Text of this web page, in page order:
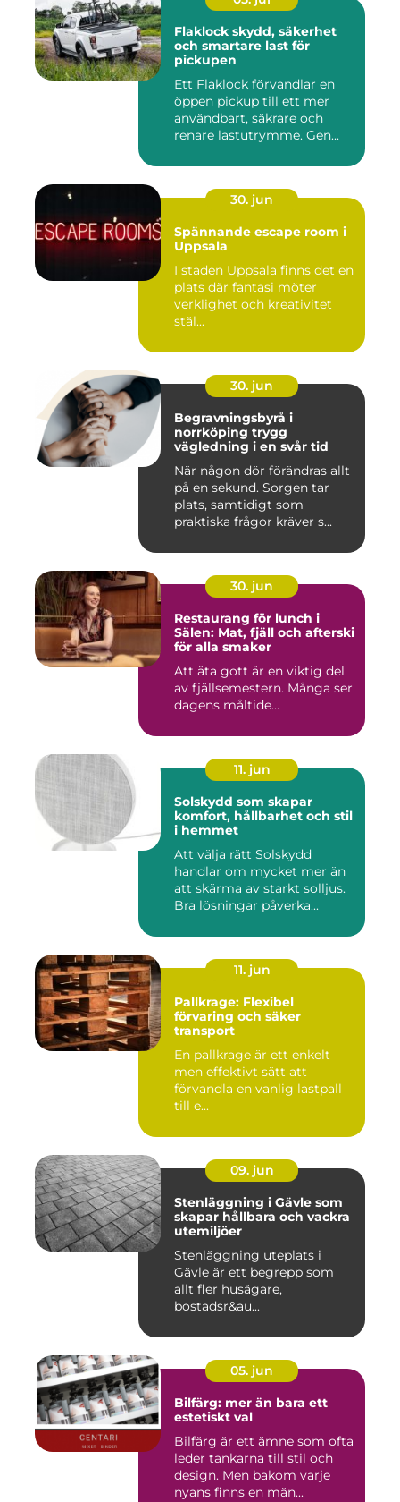
Flaklock skydd, säkerhet
och smartare last för
pickupen
Ett Flaklock förvandlar en
öppen pickup till ett mer
användbart, säkrare och
renare lastutrymme. Gen...
30. jun
Spännande escape room i
Uppsala
I staden Uppsala finns det en
plats där fantasi möter
verklighet och kreativitet
stäl...
30. jun
Begravningsbyrå i
norrköping trygg
vägledning i en svår tid
När någon dör förändras allt
på en sekund. Sorgen tar
plats, samtidigt som
praktiska frågor kräver s...
30. jun
Restaurang för lunch i
Sälen: Mat, fjäll och afterski
för alla smaker
Att äta gott är en viktig del
av fjällsemestern. Många ser
dagens måltide...
11. jun
Solskydd som skapar
komfort, hållbarhet och stil
i hemmet
Att välja rätt Solskydd
handlar om mycket mer än
att skärma av starkt solljus.
Bra lösningar påverka...
11. jun
Pallkrage: Flexibel
förvaring och säker
transport
En pallkrage är ett enkelt
men effektivt sätt att
förvandla en vanlig lastpall
till e...
09. jun
Stenläggning i Gävle som
skapar hållbara och vackra
utemiljöer
Stenläggning uteplats i
Gävle är ett begrepp som
allt fler husägare,
bostadsr&au...
05. jun
Bilfärg: mer än bara ett
estetiskt val
Bilfärg är ett ämne som ofta
leder tankarna till stil och
design. Men bakom varje
nyans finns en män...